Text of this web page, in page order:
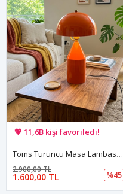
🚚 Hızlı teslimat yapılıyor!
💖 11,6B kişi favoriledi!
💸 Sepette 100 TL indirim!
Toms Turuncu Masa Lambası Modern Dekoratif Metal Tasarım Şık Aydınlatma
1.600,00 TL
2.900,00 TL
%45